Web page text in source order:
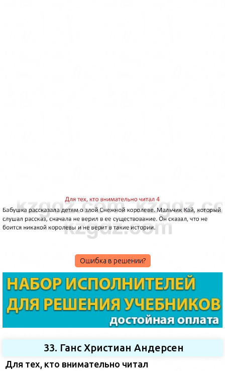
Ошибка в решении?
33. Ганс Христиан Андерсен
Для тех, кто внимательно читал